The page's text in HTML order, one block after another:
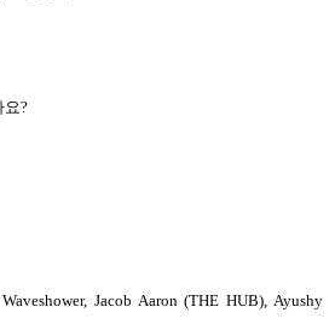
요?
Jacob Aaron (THE HUB), Ayushy